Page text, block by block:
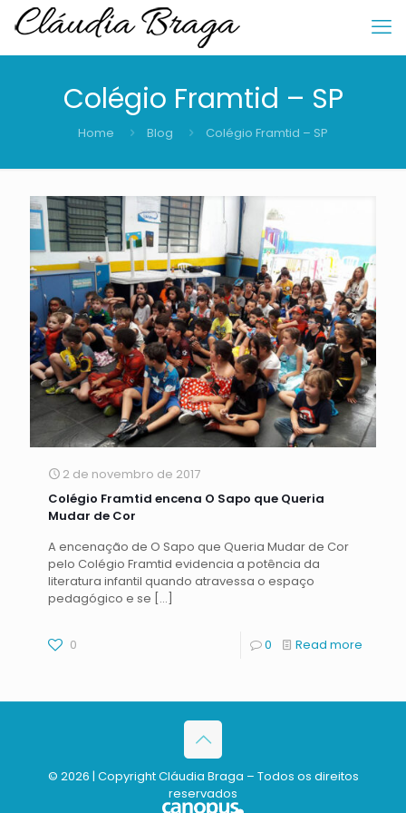
Colégio Framtid – SP
Home Blog Colégio Framtid – SP
2 de novembro de 2017
Colégio Framtid encena O Sapo que Queria
Mudar de Cor
A encenação de O Sapo que Queria Mudar de Cor
pelo Colégio Framtid evidencia a potência da
literatura infantil quando atravessa o espaço
pedagógico e se […]
0 0 Read more
© 2026 | Copyright Cláudia Braga – Todos os direitos
reservados